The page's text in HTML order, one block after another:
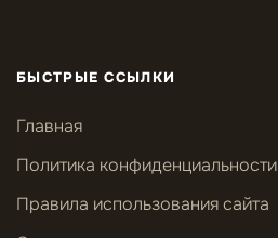
БЫСТРЫЕ ССЫЛКИ
Главная
Политика конфиденциальности
Правила использования сайта